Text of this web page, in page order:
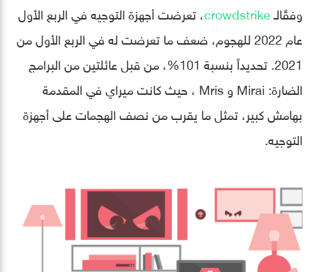
وفقًالـcrowdstrike
، تعرضت أجهزة التوجيه في الربع الأول
عام 2022 للهجوم، ضعف ما تعرضت له في الربع الأول من
2021. تحديداً بنسبة 101%، من قبل عائلتين من البرامج
الضارة: Mirai و Mris ، حيث كانت ميراي في المقدمة
بهامش كبير، تمثل ما يقرب من نصف الهجمات على أجهزة
التوجيه.